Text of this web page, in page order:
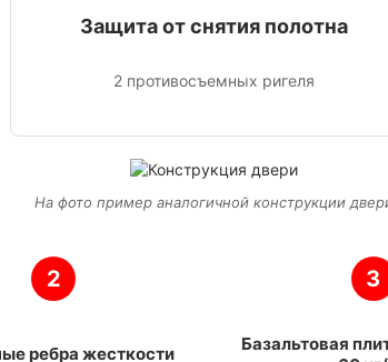
Защита от снятия полотна
2 противосъемных ригеля
На фото пример аналогичной конструкции
2
ребра жесткости
3
Базальтовая